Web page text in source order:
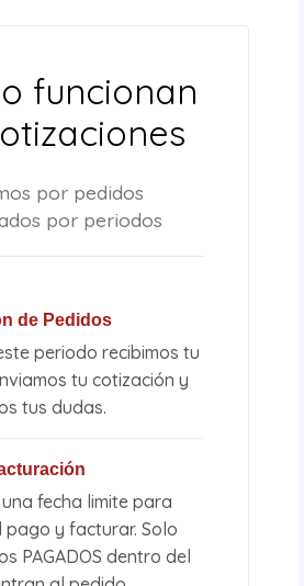
funcionan
por pedidos
por periodos
de Pedidos
periodo recibimos tu
tu cotización y
tus dudas.
fecha limite para
pago y facturar. Solo
PAGADOS dentro del